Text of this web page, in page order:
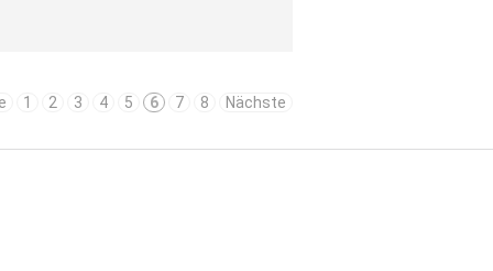
1 2 3 4 5 6 7 8 Nächste